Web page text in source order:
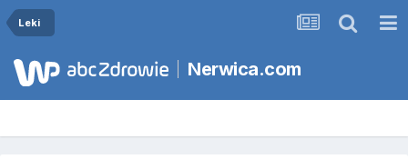
Leki
Nerwica.com